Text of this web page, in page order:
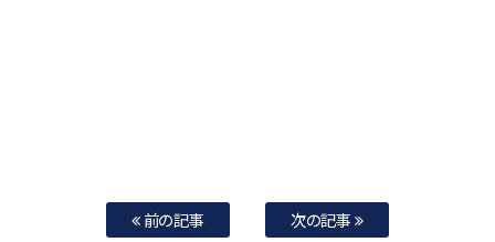
前の記事 次の記事